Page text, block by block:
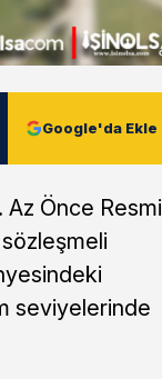
Google'da Ekle
Az Önce Resmi
seviyelerinde